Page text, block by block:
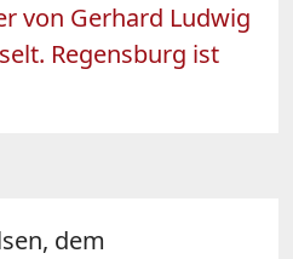
von Gerhard Ludwig
Regensburg ist
dem